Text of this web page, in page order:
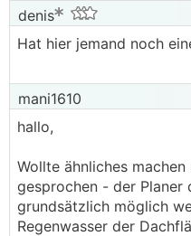
denis
Hat hier jemand noch
mani1610
hallo,
Wollte ähnliches
gesprochen - der Planer
grundsätzlich möglich
Regenwasser der